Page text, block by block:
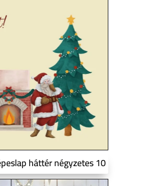
háttér négyzetes 10